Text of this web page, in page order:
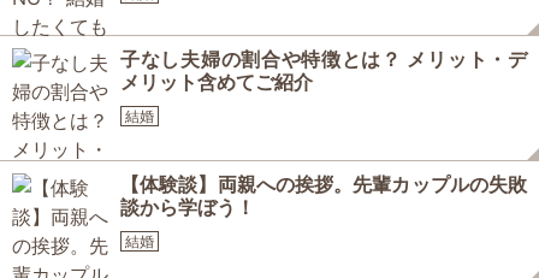
子なし夫婦の割合や特徴とは？ メリット・デ
メリット含めてご紹介
結婚
【体験談】両親への挨拶。先輩カップルの失敗
談から学ぼう！
結婚